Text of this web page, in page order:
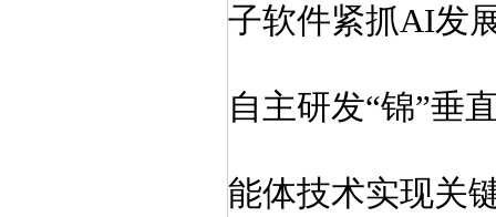
子软件紧抓AI发
自主研发“锦”垂
能体技术实现关